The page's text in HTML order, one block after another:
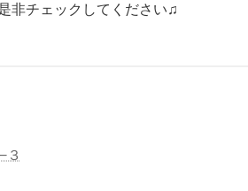
非チェックしてください♫
３